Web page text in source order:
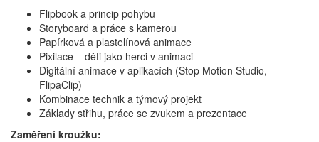
Flipbook a princip pohybu
Storyboard a práce s kamerou
Papírková a plastelínová animace
Pixilace – děti jako herci v animaci
Digitální animace v aplikacích (Stop Motion Studio,
FlipaClip)
Kombinace technik a týmový projekt
Základy střihu, práce se zvukem a prezentace
Zaměření kroužku: